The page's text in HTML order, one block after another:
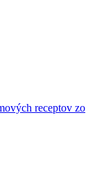
receptov zo